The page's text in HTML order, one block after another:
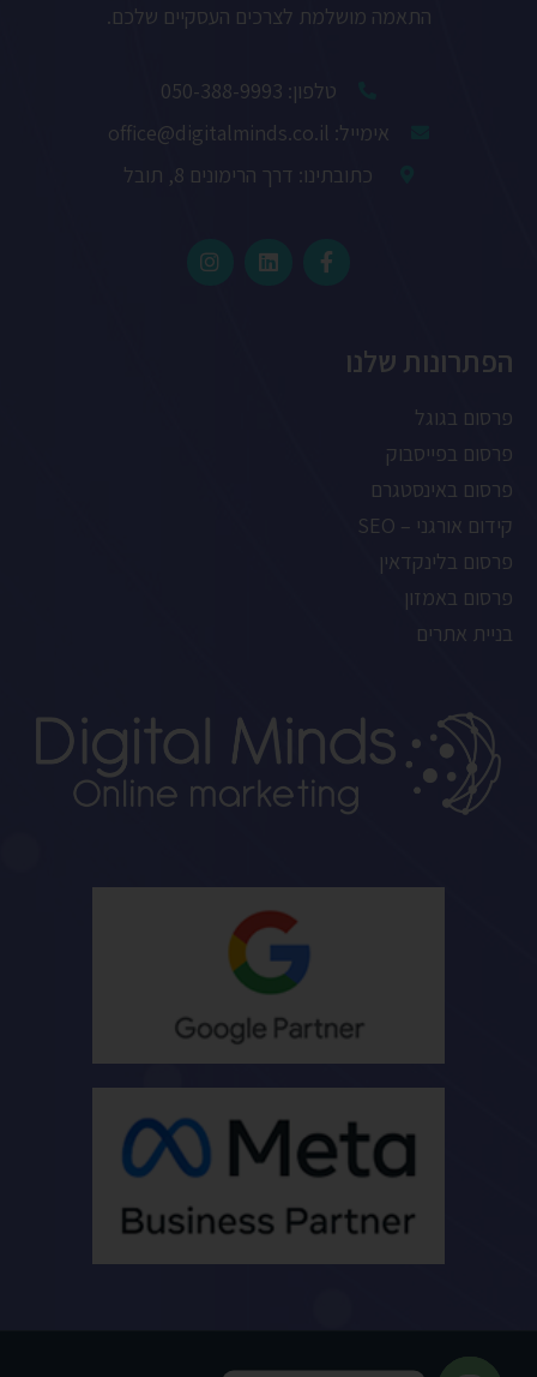
התאמה מושלמת לצרכים העסקיים שלכם.
טלפון: 050-388-9993
אימייל: office@digitalminds.co.il
כתובתינו: דרך הרימונים 8, תובל
הפתרונות שלנו
פרסום בגוגל
פרסום בפייסבוק
פרסום באינסטגרם
קידום אורגני – SEO
פרסום בלינקדאין
פרסום באמזון
בניית אתרים